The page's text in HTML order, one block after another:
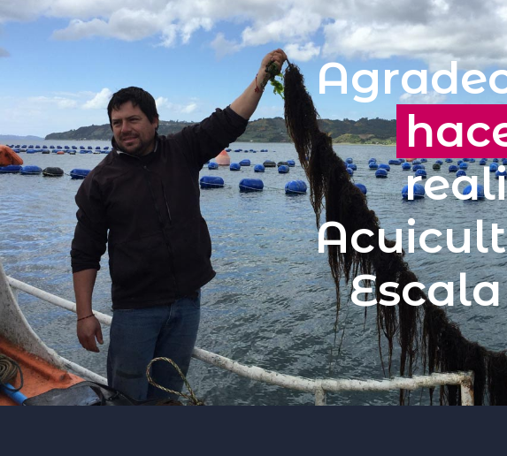
Sembrando elMarde Chile
Inicio
APE
Quiénes somos
Líneas de investigación APE
Publicaciones
Noticias
Audiovisual